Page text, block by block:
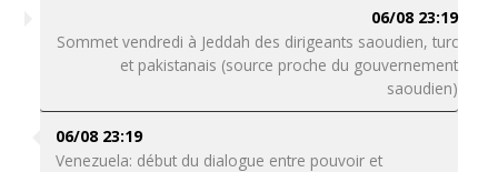
06/08 23:19
Sommet vendredi à Jeddah des dirigeants saoudien, turc
et pakistanais (source proche du gouvernement
saoudien)
06/08 23:19
Venezuela: début du dialogue entre pouvoir et